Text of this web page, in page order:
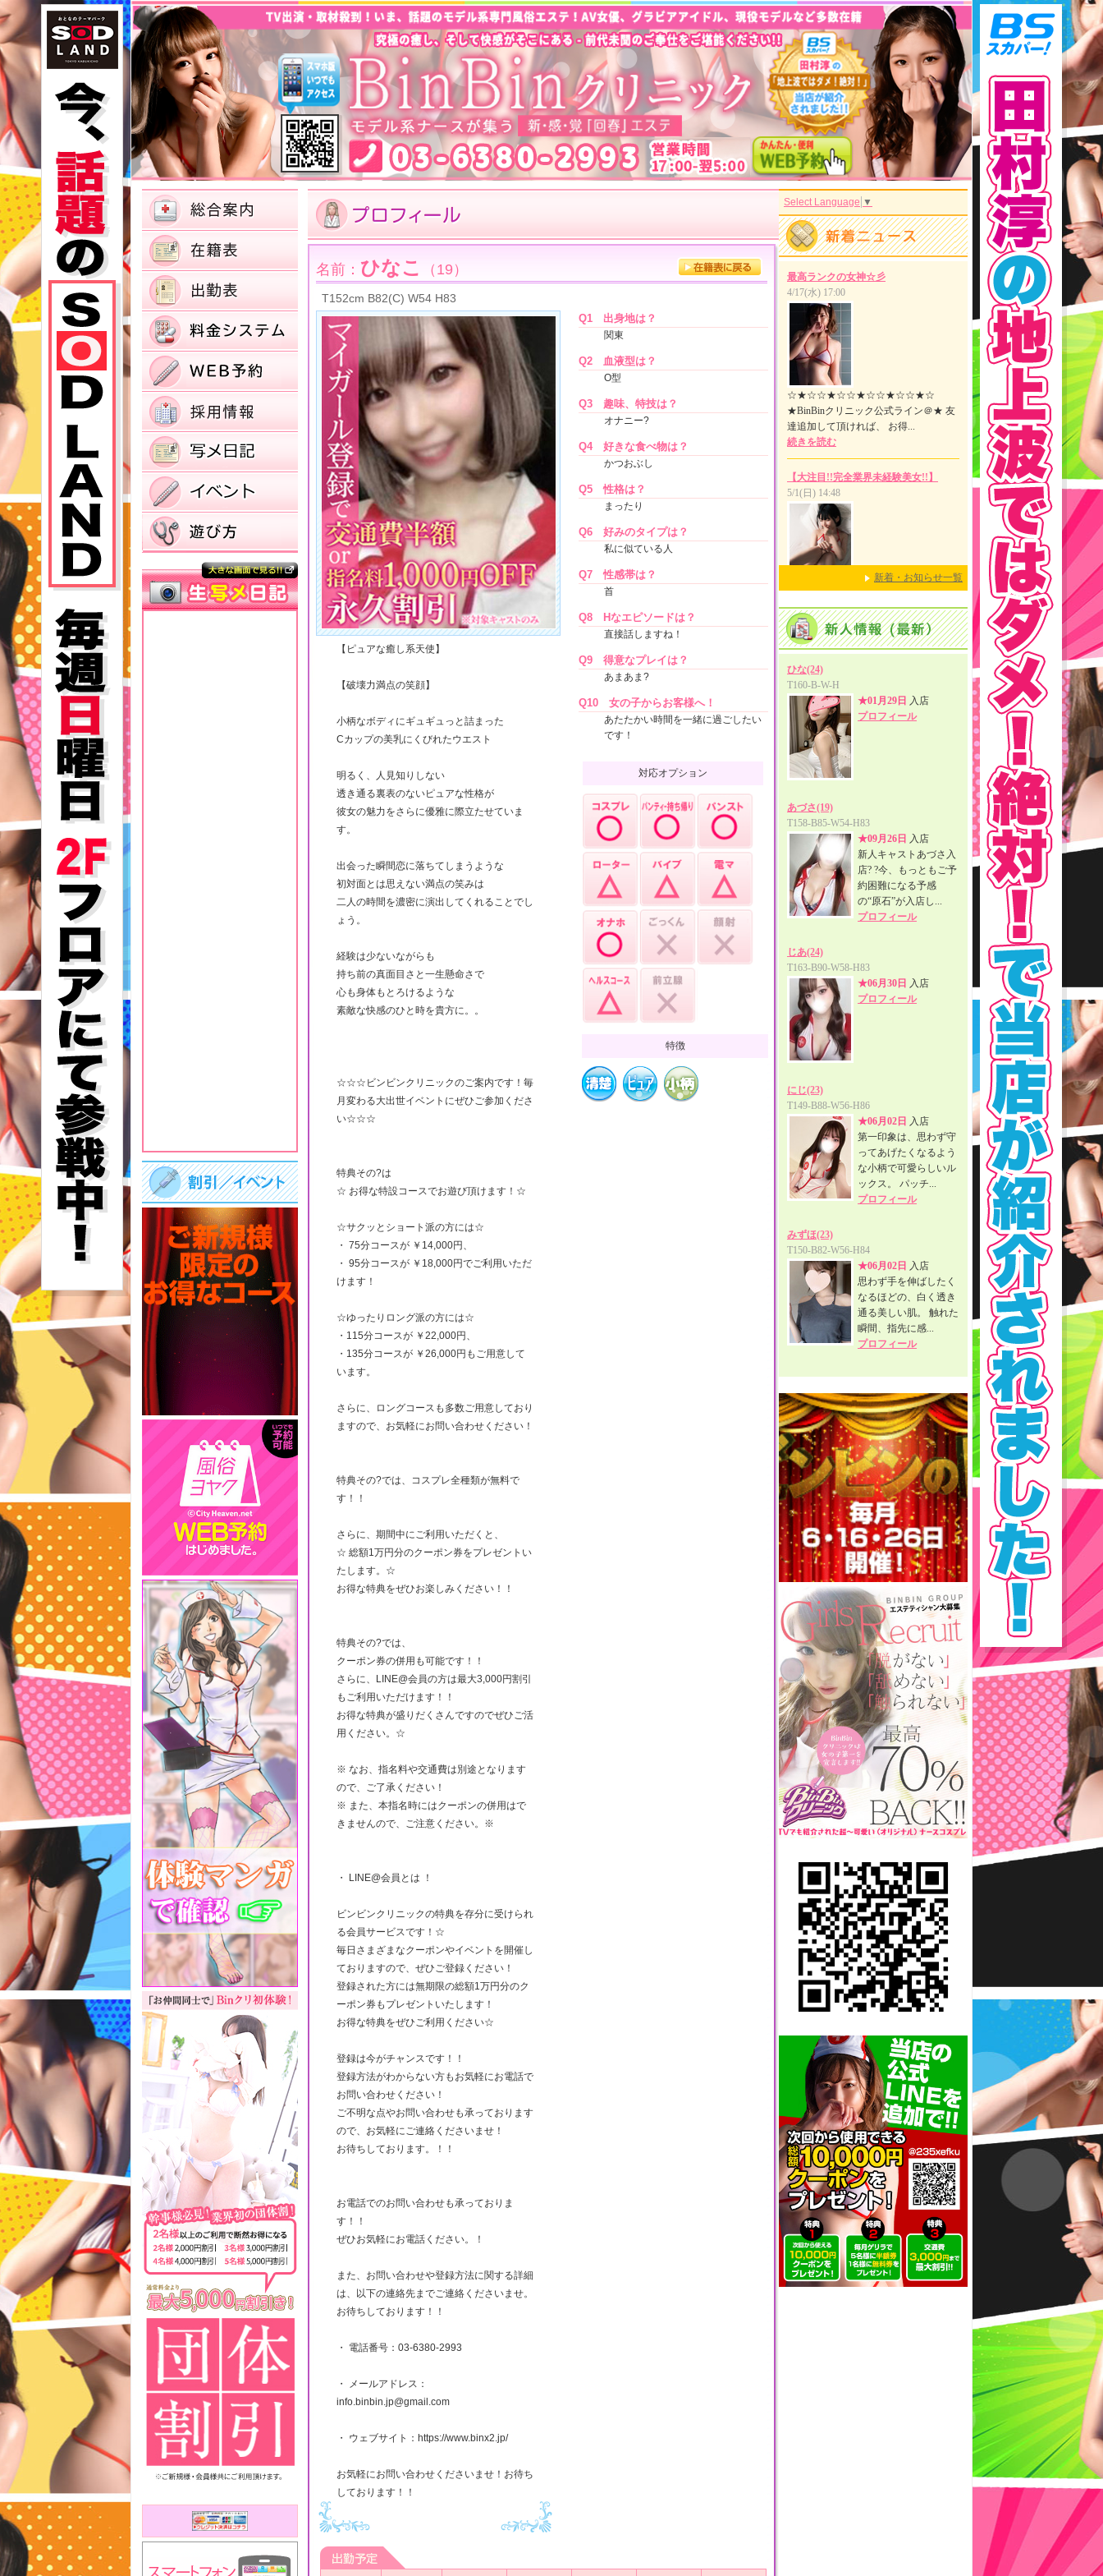
名前： ひなこ （19）
T152cm B82(C) W54 H83
【ピュアな癒し系天使】
【破壊力満点の笑顔】
小柄なボディにギュギュっと詰まった
Cカップの美乳にくびれたウエスト
明るく、人見知りしない
透き通る裏表のないピュアな性格が
彼女の魅力をさらに優雅に際立たせていま
す。
出会った瞬間恋に落ちてしまうような
初対面とは思えない満点の笑みは
二人の時間を濃密に演出してくれることでし
ょう。
経験は少ないながらも
持ち前の真面目さと一生懸命さで
心も身体もとろけるような
素敵な快感のひと時を貴方に。。
☆☆☆ビンビンクリニックのご案内です！毎
月変わる大出世イベントにぜひご参加くださ
い☆☆☆
特典その?は
☆ お得な特設コースでお遊び頂けます！☆
☆サクッとショート派の方には☆
・ 75分コースが ￥14,000円、
・ 95分コースが ￥18,000円でご利用いただ
けます！
☆ゆったりロング派の方には☆
・115分コースが ￥22,000円、
・135分コースが ￥26,000円もご用意して
います。
さらに、ロングコースも多数ご用意しており
ますので、お気軽にお問い合わせください！
特典その?では、コスプレ全種類が無料で
す！！
さらに、期間中にご利用いただくと、
☆ 総額1万円分のクーポン券をプレゼントい
たします。☆
お得な特典をぜひお楽しみください！！
特典その?では、
クーポン券の併用も可能です！！
さらに、LINE@会員の方は最大3,000円割引
もご利用いただけます！！
お得な特典が盛りだくさんですのでぜひご活
用ください。☆
※ なお、指名料や交通費は別途となります
ので、ご了承ください！
※ また、本指名時にはクーポンの併用はで
きませんので、ご注意ください。※
・ LINE@会員とは ！
ビンビンクリニックの特典を存分に受けられ
る会員サービスです！☆
毎日さまざまなクーポンやイベントを開催し
ておりますので、ぜひご登録ください！
登録された方には無期限の総額1万円分のク
ーポン券もプレゼントいたします！
お得な特典をぜひご利用ください☆
登録は今がチャンスです！！
登録方法がわからない方もお気軽にお電話で
お問い合わせください！
ご不明な点やお問い合わせも承っております
ので、お気軽にご連絡くださいませ！
お待ちしております。！！
お電話でのお問い合わせも承っておりま
す！！
ぜひお気軽にお電話ください。！
また、お問い合わせや登録方法に関する詳細
は、以下の連絡先までご連絡くださいませ。
お待ちしております！！
・ 電話番号：03-6380-2993
・ メールアドレス：
info.binbin.jp@gmail.com
・ ウェブサイト：https://www.binx2.jp/
お気軽にお問い合わせくださいませ！お待ち
しております！！
Q1 出身地は？
関東
Q2 血液型は？
O型
Q3 趣味、特技は？
オナニー?
Q4 好きな食べ物は？
かつおぶし
Q5 性格は？
まったり
Q6 好みのタイプは？
私に似ている人
Q7 性感帯は？
首
Q8 Hなエピソードは？
直接話しますね！
Q9 得意なプレイは？
あまあま?
Q10 女の子からお客様へ！
あたたかい時間を一緒に過ごしたい
です！
対応オプション
特徴
Select Language ▼
新着・お知らせ一覧